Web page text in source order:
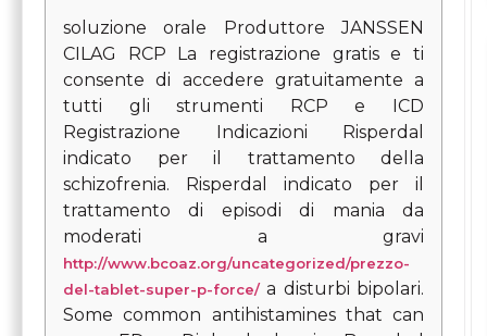
soluzione orale Produttore JANSSEN
CILAG RCP La registrazione gratis e ti
consente di accedere gratuitamente a
tutti gli strumenti RCP e ICD
Registrazione Indicazioni Risperdal
indicato per il trattamento della
schizofrenia. Risperdal indicato per il
trattamento di episodi di mania da
moderati a gravi
http://www.bcoaz.org/uncategorized/prezzo-
del-tablet-super-p-force/a disturbi bipolari.
Some common antihistamines that can